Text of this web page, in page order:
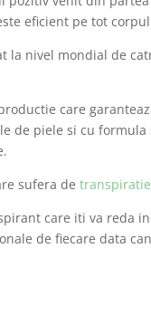
eficient pe tot
nivel mondial de
care
de piele si cu
sufera de
care iti va reda
de fiecare data